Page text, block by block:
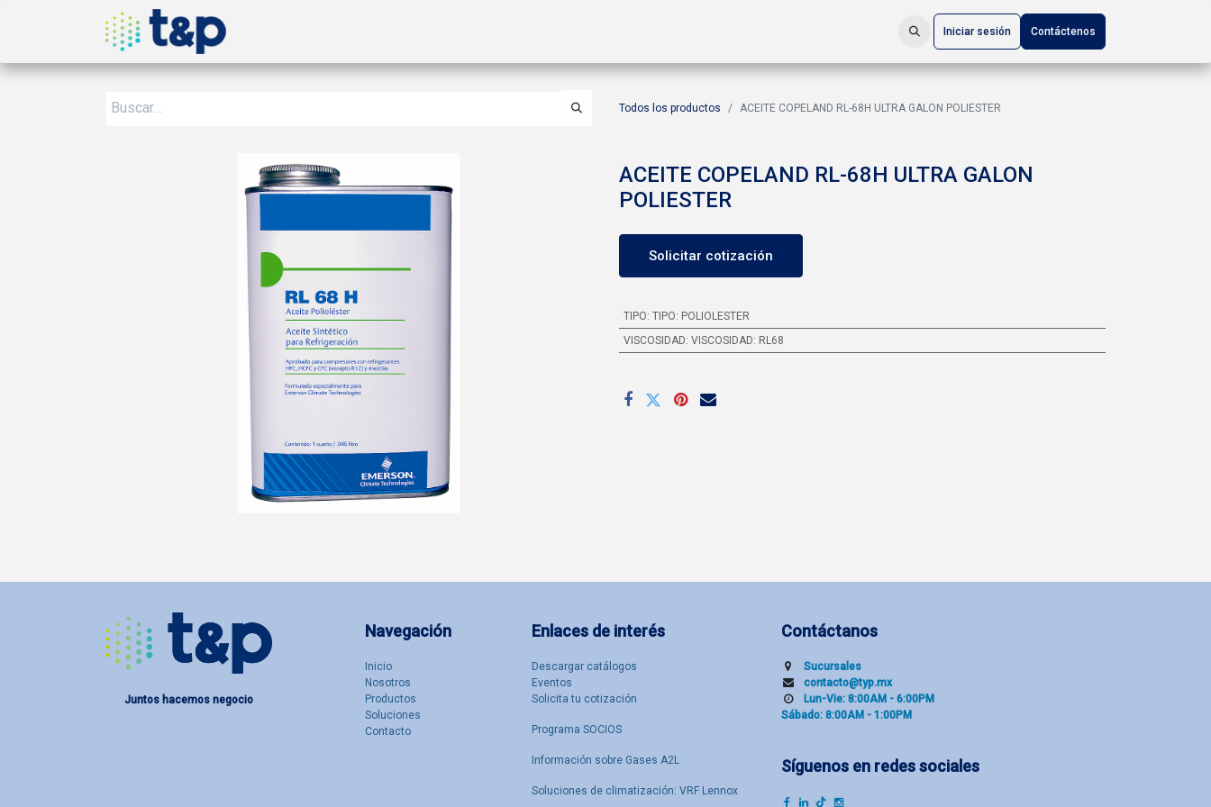
Iniciar sesión Contáctenos
Todos los productos ACEITE COPELAND RL-68H ULTRA GALON POLIESTER
ACEITE COPELAND RL-68H ULTRA GALON
POLIESTER
Solicitar cotización
TIPO: TIPO: POLIOLESTER
VISCOSIDAD: VISCOSIDAD: RL68
Enlaces de interés
Descargar catálogos
Eventos
Solicita tu cotización
Programa SOCIOS
Información sobre Gases A2L
Soluciones de climatización: VRF Lennox
Navegación
Inicio
Nosotro​s
Productos
Soluciones
Contacto
Contáctanos
Sucu​rsal​es
contacto@typ.mx
Lun-Vie: 8:00AM - 6:00PM
Sábado: 8:00AM - 1:00PM
Síguenos en redes sociales
Juntos hacemos negocio